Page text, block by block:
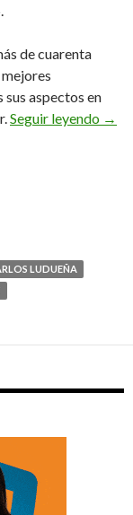
de cuarenta
aspectos en
Seguir leyendo →
LUDUEÑA